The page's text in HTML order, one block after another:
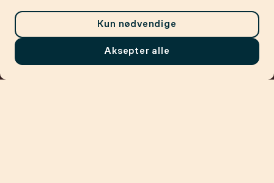
Meny
Kun nødvendige
Aksepter alle